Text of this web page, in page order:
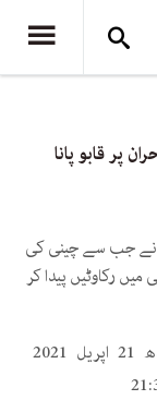
پر قابو پانا
نے جب سے چینی کی
میں رکاوٹیں پیدا کر
بدھ 21 اپریل 2021